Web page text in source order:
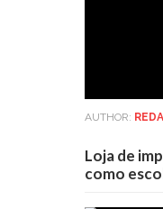
AUTHOR:
Loja de
como